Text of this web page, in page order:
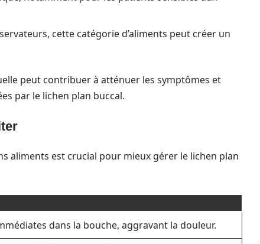
cette catégorie d’aliments peut créer un
peut contribuer à atténuer les symptômes et
par le lichen plan buccal.
aliments est crucial pour mieux gérer le lichen plan
dans la bouche, aggravant la douleur.